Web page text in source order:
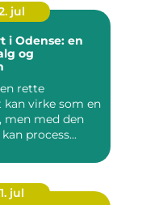
jul
i Odense: en
og
rette
virke som en
men med den
process...
jul